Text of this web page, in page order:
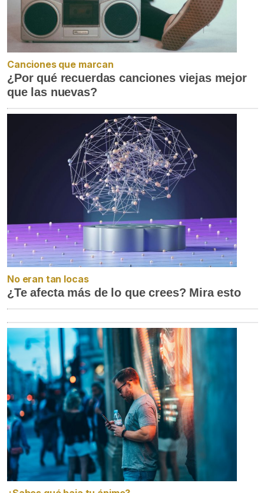
Canciones que marcan
¿Por qué recuerdas canciones viejas mejor
que las nuevas?
No eran tan locas
¿Te afecta más de lo que crees? Mira esto